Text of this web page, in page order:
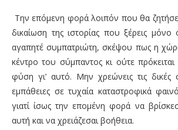
Την επόμενη φορά λοιπόν που θα
δικαίωση της ιστορίας που ξέρεις
αγαπητέ συμπατριώτη, σκέψου πως η
κέντρο του σύμπαντος κι ούτε
φύση γι’ αυτό. Μην χρεώνεις τις δικές
εμπάθειες σε τυχαία καταστροφικά
γιατί ίσως την επομένη φορά να
αυτή και να χρειάζεσαι βοήθεια.